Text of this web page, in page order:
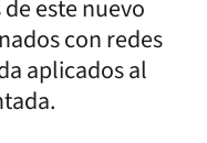
este nuevo
con redes
aplicados al